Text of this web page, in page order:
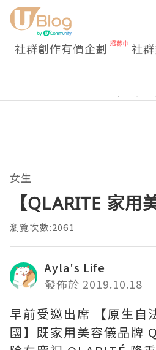
社群創作有價企劃 社
女生
【QLARITE 家用
瀏覽次數:2061
Ayla's Life
發佈於 2019.10.18
早前受邀出席 【原生自
國】既家用美容儀品牌